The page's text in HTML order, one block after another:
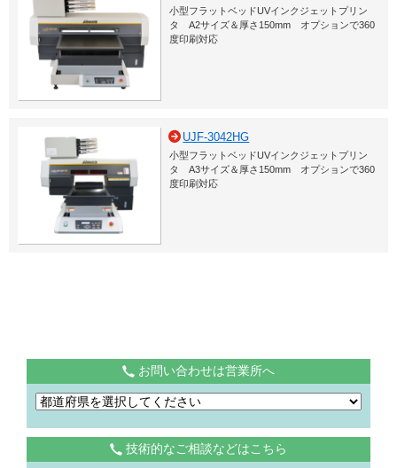
小型フラットベッドUVインクジェットプリン
タ A2サイズ＆厚さ150mm オプションで360
度印刷対応
UJF-3042HG
小型フラットベッドUVインクジェットプリン
タ A3サイズ＆厚さ150mm オプションで360
度印刷対応
お問い合わせは営業所へ
技術的なご相談などはこちら